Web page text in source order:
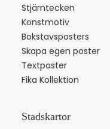
Stjärntecken
Konstmotiv
Bokstavsposters
Skapa egen poster
Textposter
Fika Kollektion
Stadskartor